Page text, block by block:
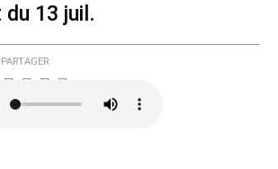
13 juil.
PARTAGER